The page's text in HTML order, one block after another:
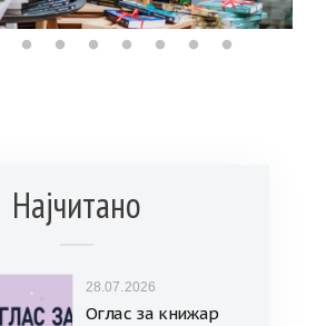
Најчитано
28.07.2026
Оглас за книжар